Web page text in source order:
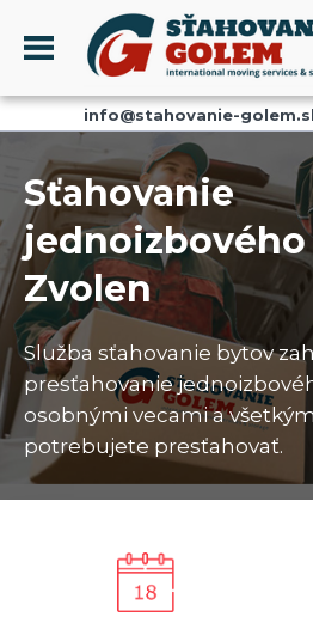
Menu
PROFIL
SŤAHOVANIE - SŤAHOVACIE
DOPRAVA - DOPRAVNÉ
AKCIE A ZĽAVY
SKLADOVANIE
REFERENCIE
CENNÍK
KONTAKT
info@stahovanie-
Sťahovanie
Zvolen
Služba sťahovanie bytov
presťahovanie
osobnými vecami a
potrebujete presťahovať.